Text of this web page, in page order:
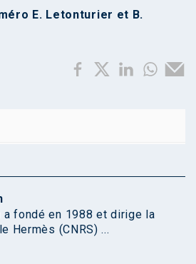
E. Letonturier et B.
a fondé en 1988 et dirige la
Hermès (CNRS) ...